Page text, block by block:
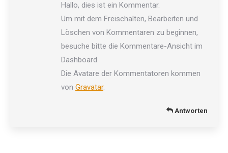
Hallo, dies ist ein Kommentar.
Um mit dem Freischalten, Bearbeiten und
Löschen von Kommentaren zu beginnen,
besuche bitte die Kommentare-Ansicht im
Dashboard.
Die Avatare der Kommentatoren kommen
von Gravatar.
Antworten